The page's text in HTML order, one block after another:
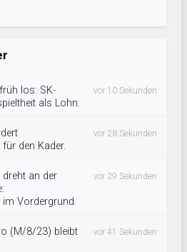
los: SK-
als Lohn.
vor 10 Sekunden
den Kader.
vor 28 Sekunden
dreht an der
Vordergrund.
vor 29 Sekunden
(M/8/23) bleibt
vor 41 Sekunden